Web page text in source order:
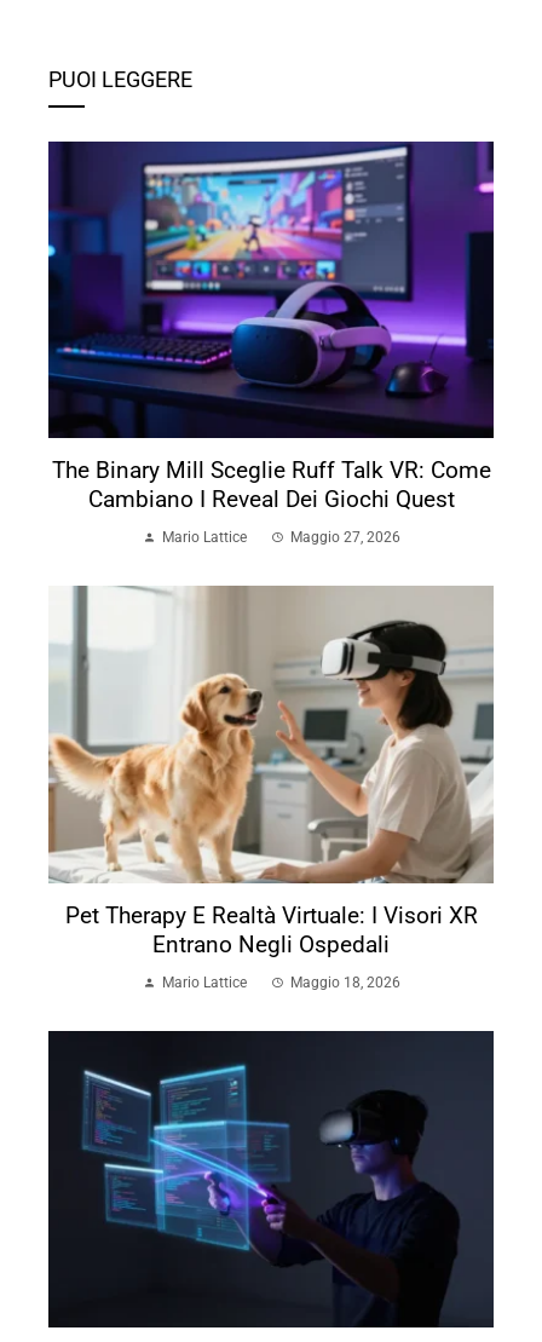
PUOI LEGGERE
The Binary Mill Sceglie Ruff Talk VR: Come
Cambiano I Reveal Dei Giochi Quest
Mario Lattice Maggio 27, 2026
Pet Therapy E Realtà Virtuale: I Visori XR
Entrano Negli Ospedali
Mario Lattice Maggio 18, 2026